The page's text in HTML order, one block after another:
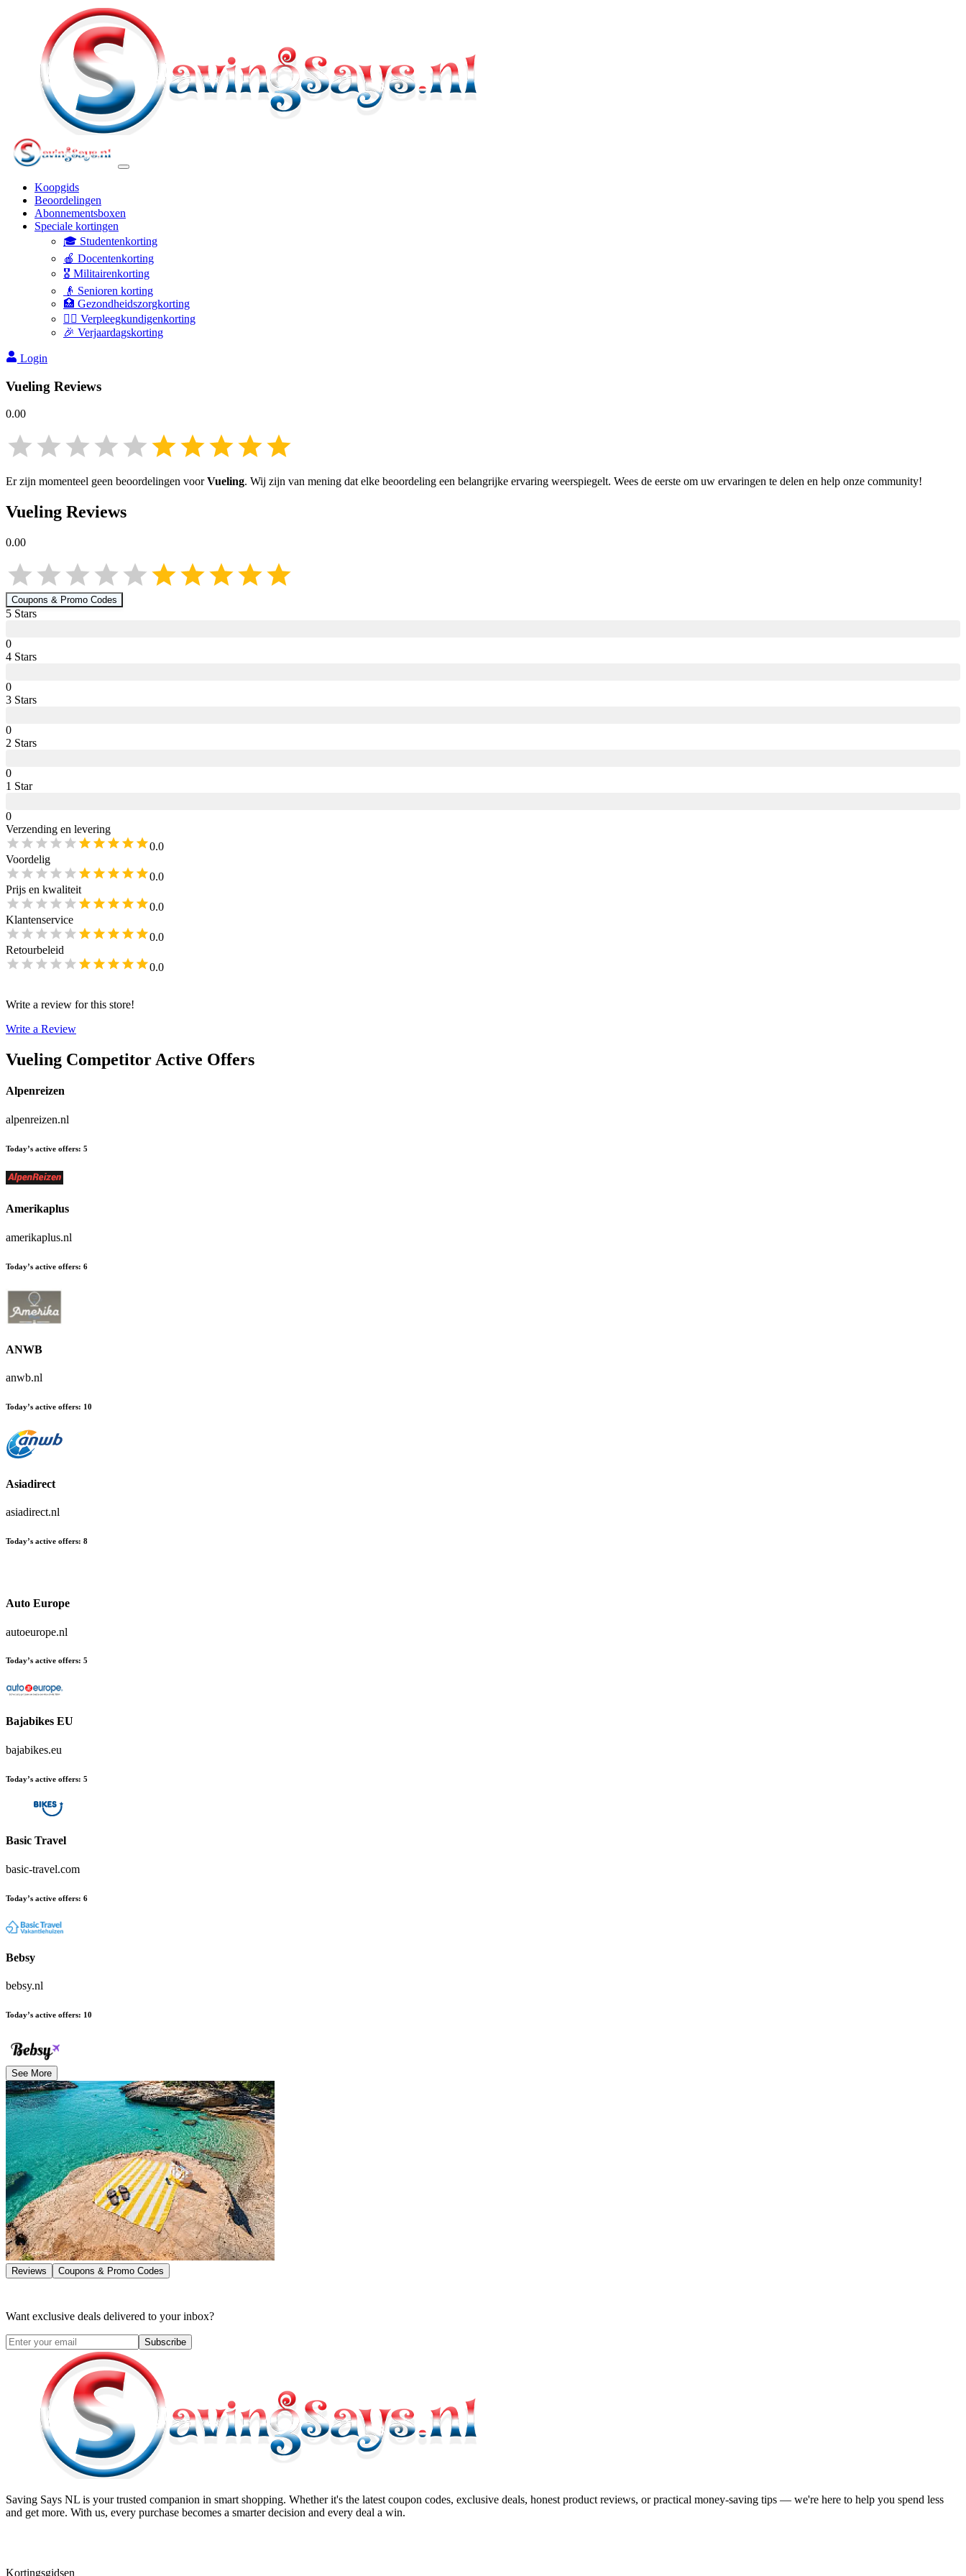
Koopgids
Beoordelingen
Abonnementsboxen
Speciale kortingen
🎓 Studentenkorting
🍎 Docentenkorting
🎖️ Militairenkorting
👴 Senioren korting
🏥 Gezondheidszorgkorting
👩‍⚕️ Verpleegkundigenkorting
🎉 Verjaardagskorting
Login
Vueling Reviews
0.00
Er zijn momenteel geen beoordelingen voorVueling. Wij zijn van mening dat elke beoordeling een belangrijke ervaring weerspiegelt. Wees de eerste om uw ervaringen te delen en help onze community!
Vueling Reviews
0.00
Coupons & Promo Codes
5 Stars
0
4 Stars
0
3 Stars
0
2 Stars
0
1 Star
0
Verzending en levering
0.0
Voordelig
0.0
Prijs en kwaliteit
0.0
Klantenservice
0.0
Retourbeleid
0.0
Write a review for this store!
Write a Review
Vueling Competitor Active Offers
Alpenreizen
alpenreizen.nl
Today’s active offers: 5
Amerikaplus
amerikaplus.nl
Today’s active offers: 6
ANWB
anwb.nl
Today’s active offers: 10
Asiadirect
asiadirect.nl
Today’s active offers: 8
Auto Europe
autoeurope.nl
Today’s active offers: 5
Bajabikes EU
bajabikes.eu
Today’s active offers: 5
Basic Travel
basic-travel.com
Today’s active offers: 6
Bebsy
bebsy.nl
Today’s active offers: 10
See More
Reviews Coupons & Promo Codes
Want exclusive deals delivered to your inbox?
Subscribe
Saving Says NL is your trusted companion in smart shopping. Whether it's the latest coupon codes, exclusive deals, honest product reviews, or practical money-saving tips — we're here to help you spend less
and get more. With us, every purchase becomes a smarter decision and every deal a win.
Kortingsgidsen